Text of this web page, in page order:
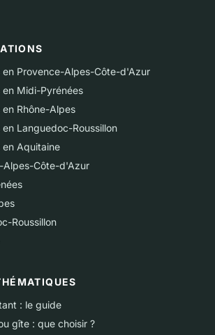
Provence-Alpes-Côte-d'Azur
Midi-Pyrénées
Rhône-Alpes
Languedoc-Roussillon
Aquitaine
Alpes-Côte-d'Azur
Roussillon
: le guide
gîte : que choisir ?